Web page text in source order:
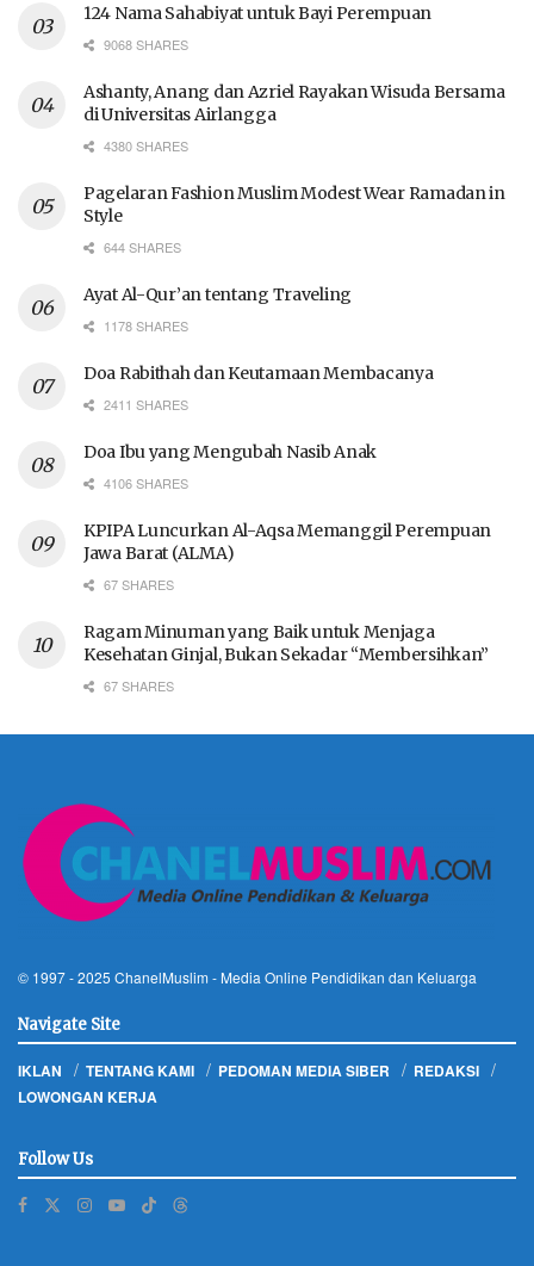
124 Nama Sahabiyat untuk Bayi Perempuan
9068 SHARES
Ashanty, Anang dan Azriel Rayakan Wisuda Bersama
di Universitas Airlangga
4380 SHARES
Pagelaran Fashion Muslim Modest Wear Ramadan in
Style
644 SHARES
Ayat Al-Qur’an tentang Traveling
1178 SHARES
Doa Rabithah dan Keutamaan Membacanya
2411 SHARES
Doa Ibu yang Mengubah Nasib Anak
4106 SHARES
KPIPA Luncurkan Al-Aqsa Memanggil Perempuan
Jawa Barat (ALMA)
67 SHARES
Ragam Minuman yang Baik untuk Menjaga
Kesehatan Ginjal, Bukan Sekadar “Membersihkan”
67 SHARES
© 1997 - 2025 ChanelMuslim - Media Online Pendidikan dan Keluarga
Navigate Site
IKLAN TENTANG KAMI PEDOMAN MEDIA SIBER
REDAKSI
LOWONGAN KERJA
Follow Us